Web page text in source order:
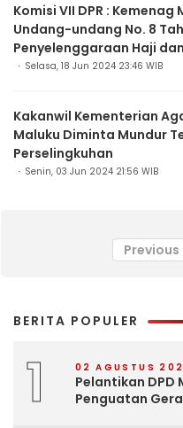
Komisi VII DPR :
Undang-undang No. 8
Penyelenggaraan Haji
Selasa, 18 Jun 2024 23:46 WIB
Kakanwil Kementerian
Maluku Diminta Mundur
Perselingkuhan
Senin, 03 Jun 2024 21:56 WIB
Previous
BERITA POPULER
1 02 AGUSTUS
Pelantikan DPD
Penguatan